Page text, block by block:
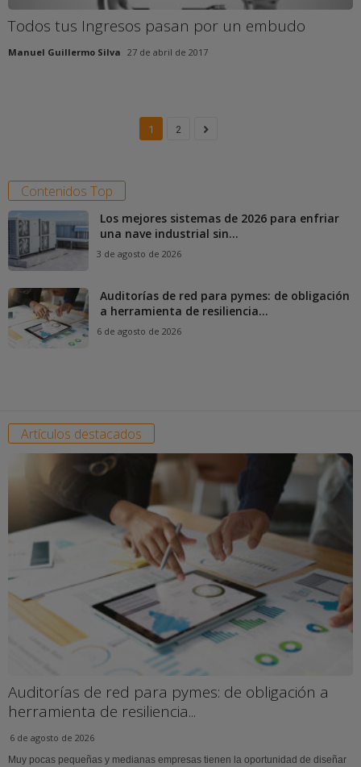
Todos tus Ingresos pasan por un embudo
Manuel Guillermo Silva 27 de abril de 2017
1 2
Contenidos Top
Los mejores sistemas de 2026 para enfriar
una nave industrial sin...
3 de agosto de 2026
Auditorías de red para pymes: de obligación
a herramienta de resiliencia...
6 de agosto de 2026
Artículos destacados
Auditorías de red para pymes: de obligación a
herramienta de resiliencia...
6 de agosto de 2026
Muy pocas pequeñas y medianas empresas tienen la oportunidad de diseñar